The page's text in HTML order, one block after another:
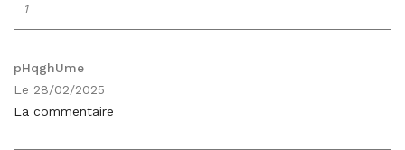
1
pHqghUme
Le 28/02/2025
La commentaire